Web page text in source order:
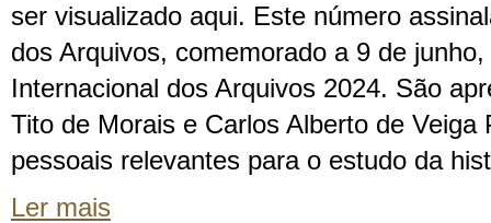
ser visualizado aqui. Este número
dos Arquivos, comemorado a 9 de
Internacional dos Arquivos 2024. São
Tito de Morais e Carlos Alberto de Veiga
pessoais relevantes para o estudo da
Ler mais